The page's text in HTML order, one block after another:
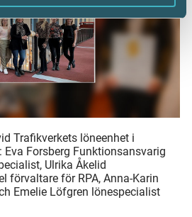
Trafikverkets löneenhet i
Eva Forsberg Funktionsansvarig
Ulrika Åkelid
förvaltare för RPA, Anna-Karin
Emelie Löfgren lönespecialist